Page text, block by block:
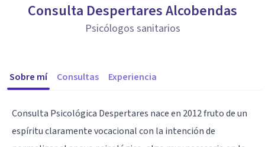
Consulta Despertares Alcobendas
Psicólogos sanitarios
Sobre mí Consultas Experiencia
Consulta Psicológica Despertares nace en 2012 fruto de un
espíritu claramente vocacional con la intención de